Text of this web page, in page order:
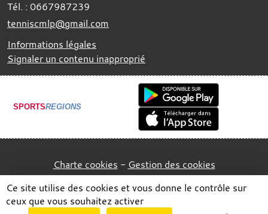
Tél. : 0667987239
tenniscmlp@gmail.com
Informations légales
Signaler un contenu inapproprié
SPORTSREGIONS
Charte cookies Gestion des cookies
Ce site utilise des cookies et vous donne le contrôle sur
ceux que vous souhaitez activer